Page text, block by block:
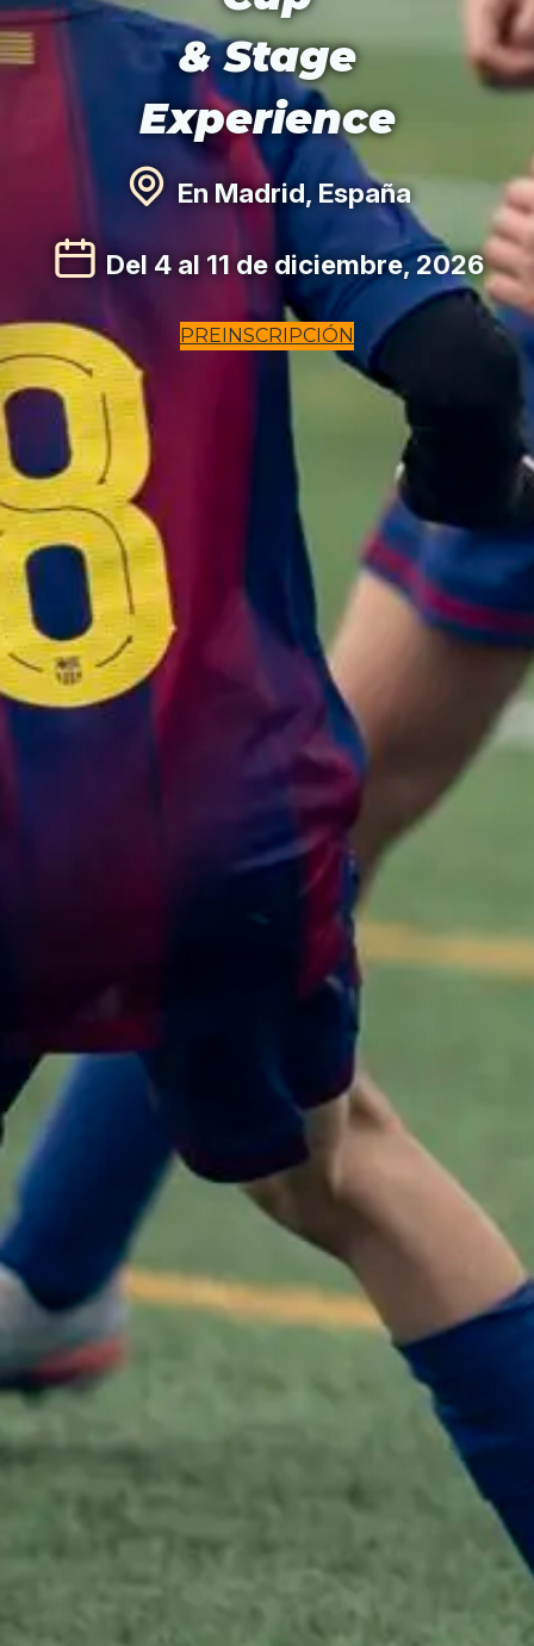
& Stage
Experience
En Madrid, España
Del 4 al 11 de diciembre, 2026
PREINSCRIPCIÓN